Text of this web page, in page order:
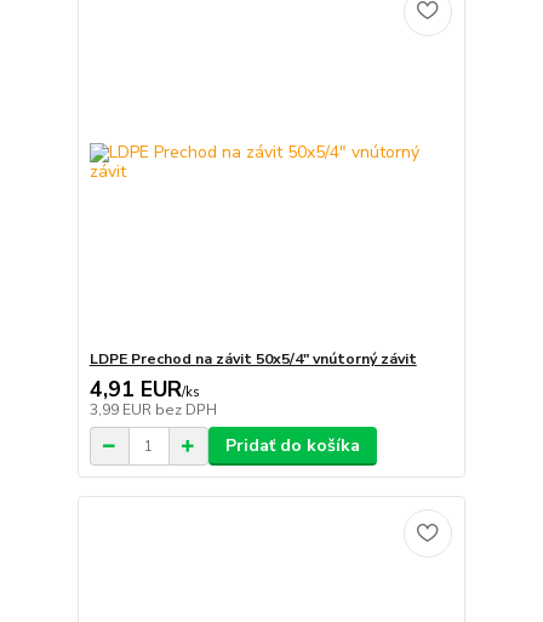
LDPE Prechod na závit 50x5/4" vnútorný závit
4,91 EUR/ks
3,99 EUR bez DPH
Pridať do košíka